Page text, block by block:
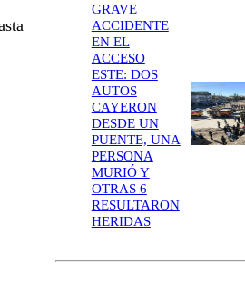
GRAVE
ACCIDENTE
EN EL
ACCESO
ESTE: DOS
AUTOS
CAYERON
DESDE UN
PUENTE, UNA
PERSONA
MURIÓ Y
OTRAS 6
RESULTARON
HERIDAS